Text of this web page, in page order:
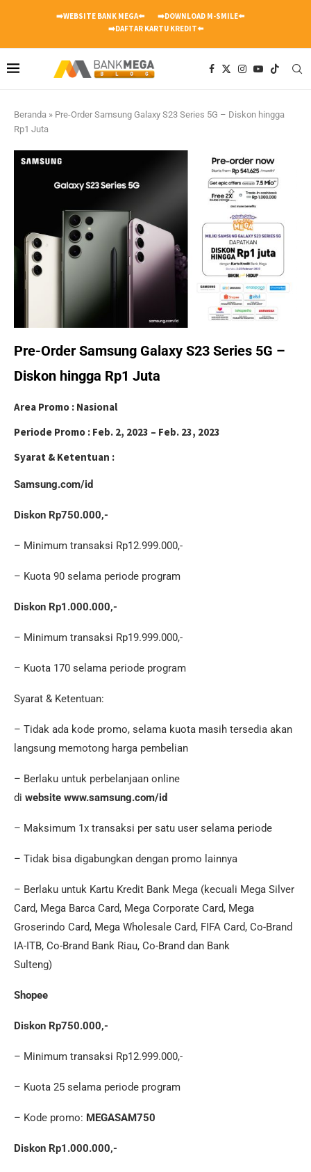
➡️WEBSITE BANK MEGA⬅️
➡️DOWNLOAD M-SMILE⬅️
➡️DAFTAR KARTU KREDIT⬅️
Beranda » Pre-Order Samsung Galaxy S23 Series 5G – Diskon hingga
Rp1 Juta
Pre-Order Samsung Galaxy S23 Series 5G –
Diskon hingga Rp1 Juta
Area Promo : Nasional
Periode Promo : Feb. 2, 2023 – Feb. 23, 2023
Syarat & Ketentuan :
Samsung.com/id
Diskon Rp750.000,-
– Minimum transaksi Rp12.999.000,-
– Kuota 90 selama periode program
Diskon Rp1.000.000,-
– Minimum transaksi Rp19.999.000,-
– Kuota 170 selama periode program
Syarat & Ketentuan:
– Tidak ada kode promo, selama kuota masih tersedia akan
langsung memotong harga pembelian
– Berlaku untuk perbelanjaan online
di website www.samsung.com/id
– Maksimum 1x transaksi per satu user selama periode
– Tidak bisa digabungkan dengan promo lainnya
– Berlaku untuk Kartu Kredit Bank Mega (kecuali Mega Silver
Card, Mega Barca Card, Mega Corporate Card, Mega
Groserindo Card, Mega Wholesale Card, FIFA Card, Co-Brand
IA-ITB, Co-Brand Bank Riau, Co-Brand dan Bank
Sulteng)
Shopee
Diskon Rp750.000,-
– Minimum transaksi Rp12.999.000,-
– Kuota 25 selama periode program
– Kode promo: MEGASAM750
Diskon Rp1.000.000,-